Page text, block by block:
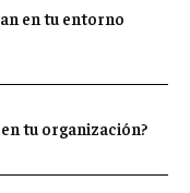
en tu entorno
tu organización?